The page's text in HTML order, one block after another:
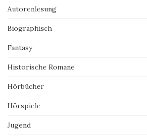
Autorenlesung
Biographisch
Fantasy
Historische Romane
Hörbücher
Hörspiele
Jugend